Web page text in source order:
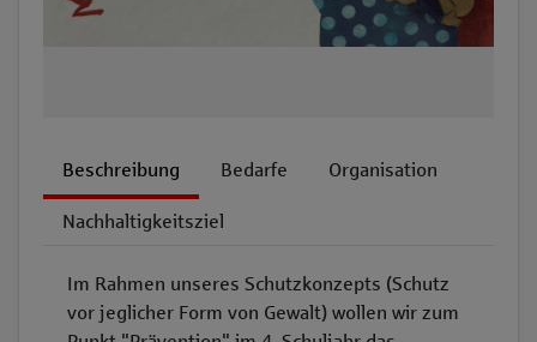
Beschreibung Bedarfe Organisation
Nachhaltigkeitsziel
Im Rahmen unseres Schutzkonzepts (Schutz
vor jeglicher Form von Gewalt) wollen wir zum